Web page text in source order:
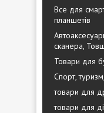
Все для
планшетів
сканера,
Товари для
Спорт,
товари для
товари для